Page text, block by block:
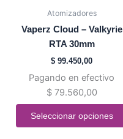
Atomizadores
Vaperz Cloud – Valkyrie
RTA 30mm
$ 99.450,00
Pagando en efectivo
$79.560,00
Seleccionar opciones
tiene
variantes.
opciones
se
pueden
en